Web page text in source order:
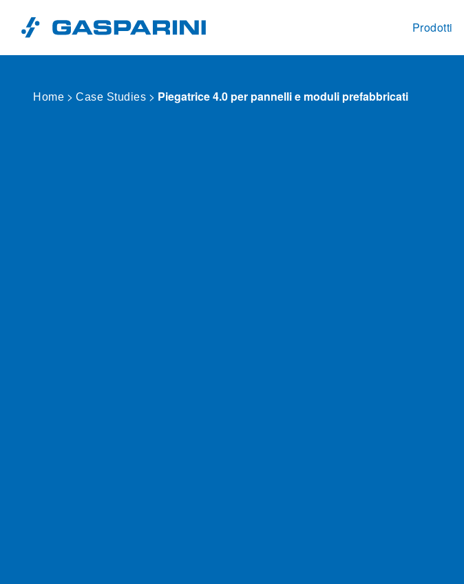
Prodotti
Home > Case Studies > Piegatrice 4.0 per pannelli e moduli prefabbricati